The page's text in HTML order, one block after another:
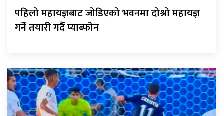
पहिलो महायज्ञबाट जोडिएको भवनमा दोश्रो महायज्ञ
गर्ने तयारी गर्दै प्याब्फोन